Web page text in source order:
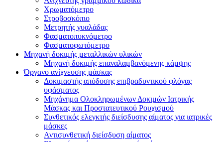
Χρωματόμετρο
Στροβοσκόπιο
Μετρητής γυαλάδας
Φασματοπυκνόμετρο
Φασματοφωτόμετρο
Μηχανή δοκιμής μεταλλικών υλικών
Μηχανή δοκιμής επαναλαμβανόμενης κάμψης
Όργανο ανίχνευσης μάσκας
Δοκιμαστής απόδοσης επιβραδυντικού φλόγας
υφάσματος
Μηχάνημα Ολοκληρωμένων Δοκιμών Ιατρικής
Μάσκας και Προστατευτικού Ρουχισμού
Συνθετικός ελεγκτής διείσδυσης αίματος για ιατρικές
μάσκες
Αντισυνθετική διείσδυση αίματος